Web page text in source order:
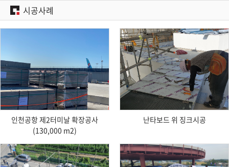
시공사례
인천공항 제2터미날 확장공사
(130,000 m2)
Download
난타보드 위 징크시공
Download Download